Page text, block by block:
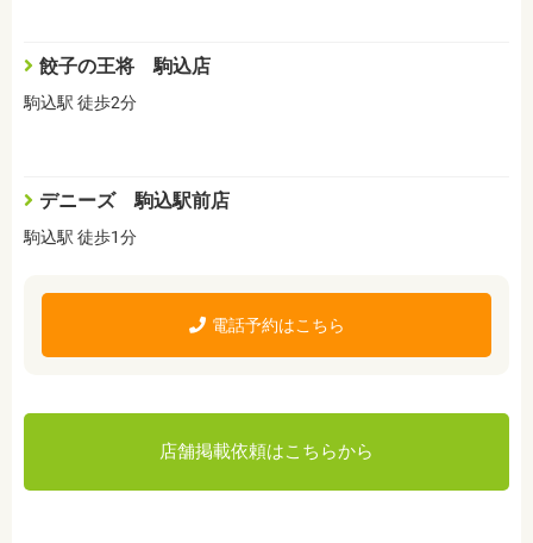
餃子の王将 駒込店
駒込駅 徒歩2分
デニーズ 駒込駅前店
駒込駅 徒歩1分
電話予約はこちら
店舗掲載依頼はこちらから